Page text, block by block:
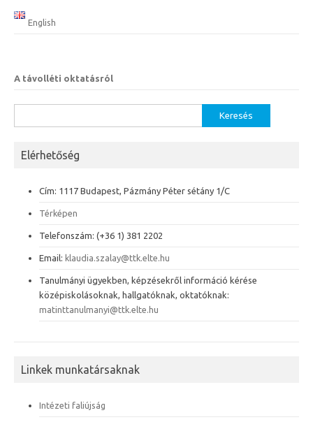
English
A távolléti oktatásról
Elérhetőség
Cím: 1117 Budapest, Pázmány Péter sétány 1/C
Térképen
Telefonszám: (+36 1) 381 2202
Email: klaudia.szalay@ttk.elte.hu
Tanulmányi ügyekben, képzésekről információ kérése
középiskolásoknak, hallgatóknak, oktatóknak:
matinttanulmanyi@ttk.elte.hu
Linkek munkatársaknak
Intézeti faliújság